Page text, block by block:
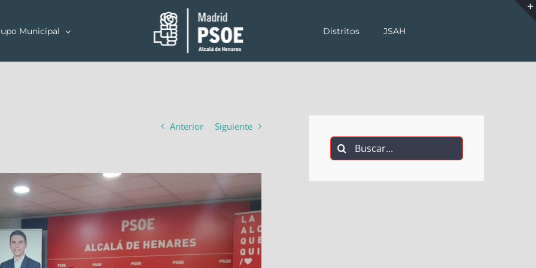
Municipal Distritos JSAH
Anterior Siguiente
Buscar: